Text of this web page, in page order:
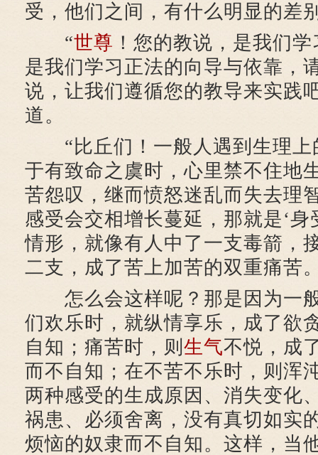
受，他们之间，有什么明显的差
“世尊 ！您的教说，是我们学
是我们学习正法的向导与依靠，
说，让我们遵循您的教导来实践
道。
“比丘们！一般人遇到生理上
于有致命之虞时，心里禁不住地
苦怨叹，继而愤怒迷乱而失去理
感受会交相增长蔓延，那就是‘身
情形，就像有人中了一支毒箭，
二支，成了苦上加苦的双重痛苦
怎么会这样呢？那是因为一
们欢乐时，就纵情享乐，成了欲
自知；痛苦时，则 生气不悦，成
而不自知；在不苦不乐时，则浑
两种感受的生成原因、消失变化
祸患、必须舍离，没有真切如实
烦恼的奴隶而不自知。这样，当